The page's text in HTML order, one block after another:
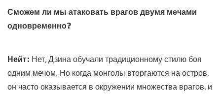
Сможем ли мы атаковать врагов двумя мечами
одновременно?
Нейт: Нет, Дзина обучали традиционному стилю боя
одним мечом. Но когда монголы вторгаются на остров,
он часто оказывается в окружении множества врагов, и